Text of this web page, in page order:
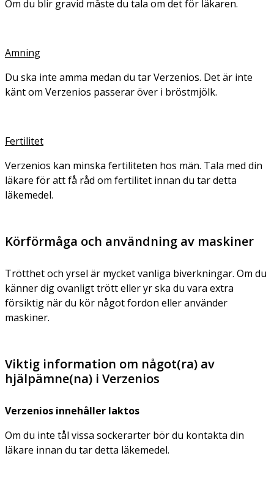
Om du blir gravid måste du tala om det för läkaren.
Amning
Du ska inte amma medan du tar Verzenios. Det är inte
känt om Verzenios passerar över i bröstmjölk.
Fertilitet
Verzenios kan minska fertiliteten hos män. Tala med din
läkare för att få råd om fertilitet innan du tar detta
läkemedel.
Körförmåga och användning av maskiner
Trötthet och yrsel är mycket vanliga biverkningar. Om du
känner dig ovanligt trött eller yr ska du vara extra
försiktig när du kör något fordon eller använder
maskiner.
Viktig information om något(ra) av
hjälpämne(na) i Verzenios
Verzenios innehåller laktos
Om du inte tål vissa sockerarter bör du kontakta din
läkare innan du tar detta läkemedel.